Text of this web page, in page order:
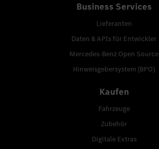
Business Services
Lieferanten
Daten & APIs für Entwickler
Mercedes-Benz Open Source
Hinweisgebersystem (BPO)
Kaufen
Fahrzeuge
Zubehör
Digitale Extras